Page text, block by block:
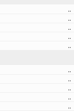
..
..
..
..
..
..
..
..
..
..